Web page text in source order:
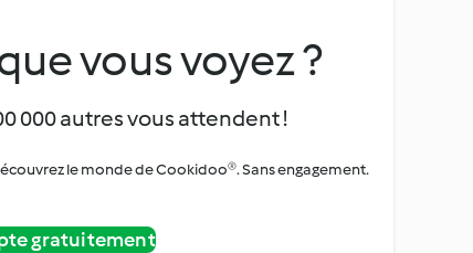
vous voyez ?
000 autres vous attendent !
le monde de Cookidoo®. Sans engagement.
gratuitement